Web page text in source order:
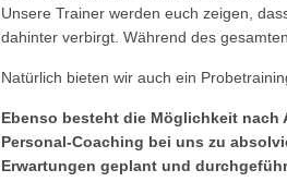
Unsere Trainer werden euch zeigen,
dahinter verbirgt. Während des
Natürlich bieten wir auch ein
Ebenso besteht die Möglichkeit nach
Personal-Coaching bei uns zu
Erwartungen geplant und